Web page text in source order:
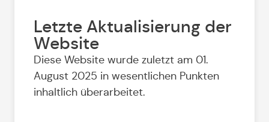
Letzte Aktualisierung der
Website
Diese Website wurde zuletzt am 01.
August 2025 in wesentlichen Punkten
inhaltlich überarbeitet.